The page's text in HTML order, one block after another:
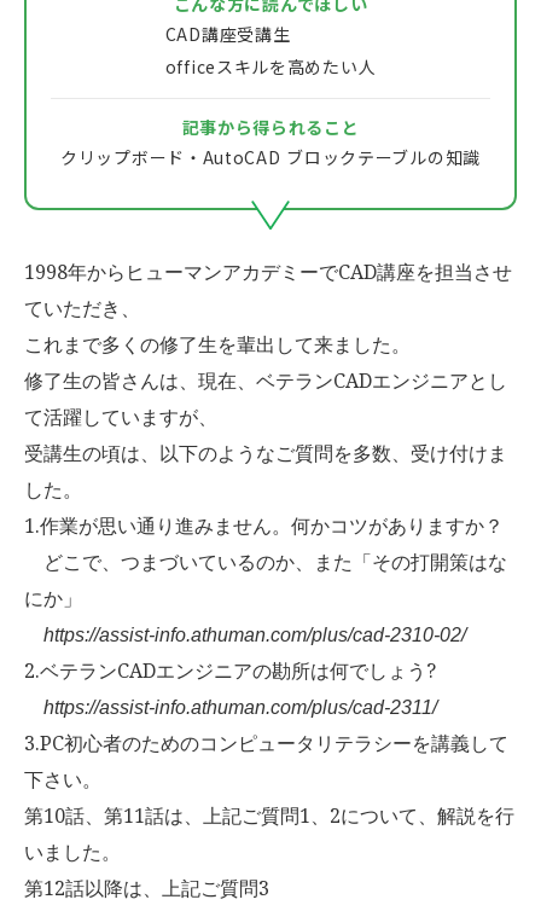
CAD講座受講生
officeスキルを高めたい人
記事から得られること
クリップボード・AutoCAD ブロックテーブルの知識
1998年からヒューマンアカデミーでCAD講座を担当させ
ていただき、
これまで多くの修了生を輩出して来ました。
修了生の皆さんは、現在、ベテランCADエンジニアとし
て活躍していますが、
受講生の頃は、以下のようなご質問を多数、受け付けま
した。
1.作業が思い通り進みません。何かコツがありますか？
どこで、つまづいているのか、また「その打開策はな
にか」
https://assist-info.athuman.com/plus/cad-2310-02/
2.ベテランCADエンジニアの勘所は何でしょう?
https://assist-info.athuman.com/plus/cad-2311/
3.PC初心者のためのコンピュータリテラシーを講義して
下さい。
第10話、第11話は、上記ご質問1、2について、解説を行
いました。
第12話以降は、上記ご質問3